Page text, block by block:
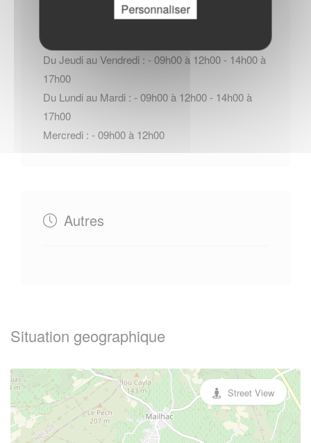
Du Jeudi au Vendredi : - 09h00 à 12h00 - 14h00 à
17h00
Du Lundi au Mardi : - 09h00 à 12h00 - 14h00 à
17h00
Mercredi : - 09h00 à 12h00
Autres
Situation geographique
Street View
Personnaliser